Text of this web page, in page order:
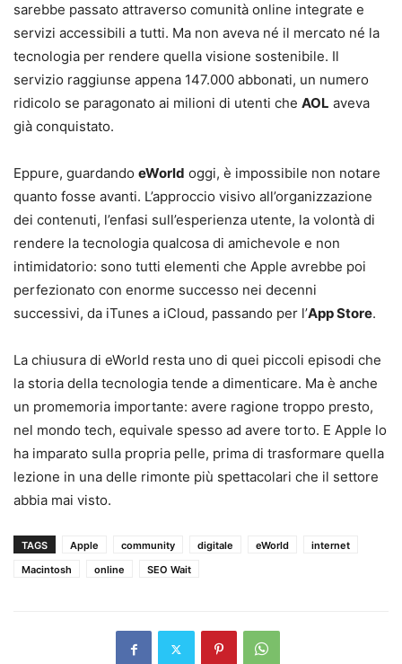
sarebbe passato attraverso comunità online integrate e
servizi accessibili a tutti. Ma non aveva né il mercato né la
tecnologia per rendere quella visione sostenibile. Il
servizio raggiunse appena 147.000 abbonati, un numero
ridicolo se paragonato ai milioni di utenti che AOL aveva
già conquistato.
Eppure, guardando eWorld oggi, è impossibile non notare
quanto fosse avanti. L’approccio visivo all’organizzazione
dei contenuti, l’enfasi sull’esperienza utente, la volontà di
rendere la tecnologia qualcosa di amichevole e non
intimidatorio: sono tutti elementi che Apple avrebbe poi
perfezionato con enorme successo nei decenni
successivi, da iTunes a iCloud, passando per l’App Store.
La chiusura di eWorld resta uno di quei piccoli episodi che
la storia della tecnologia tende a dimenticare. Ma è anche
un promemoria importante: avere ragione troppo presto,
nel mondo tech, equivale spesso ad avere torto. E Apple lo
ha imparato sulla propria pelle, prima di trasformare quella
lezione in una delle rimonte più spettacolari che il settore
abbia mai visto.
TAGS Apple community digitale eWorld
internet
Macintosh
online SEO Wait